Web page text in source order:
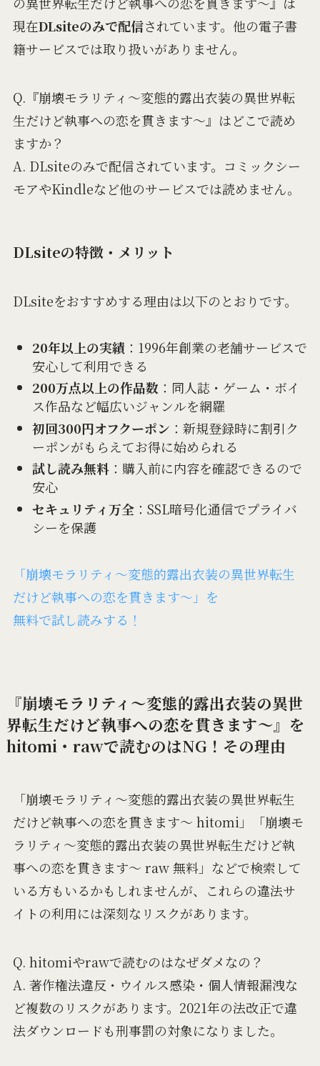
現在DLsiteのみで配信されています。他の電子書
籍サービスでは取り扱いがありません。
Q.『崩壊モラリティ～変態的露出衣装の異世界転
生だけど執事への恋を貫きます～』はどこで読め
ますか？
A. DLsiteのみで配信されています。コミックシー
モアやKindleなど他のサービスでは読めません。
DLsiteの特徴・メリット
DLsiteをおすすめする理由は以下のとおりです。
20年以上の実績：1996年創業の老舗サービスで
安心して利用できる
200万点以上の作品数：同人誌・ゲーム・ボイ
ス作品など幅広いジャンルを網羅
初回300円オフクーポン ：新規登録時に割引ク
ーポンがもらえてお得に始められる
試し読み無料：購入前に内容を確認できるので
安心
セキュリティ万全：SSL暗号化通信でプライバ
シーを保護
「崩壊モラリティ～変態的露出衣装の異世界転生
だけど執事への恋を貫きます～」を
無料で試し読みする！
『崩壊モラリティ～変態的露出衣装の異世
界転生だけど執事への恋を貫きます～』を
hitomi・rawで読むのはNG！その理由
「崩壊モラリティ～変態的露出衣装の異世界転生
だけど執事への恋を貫きます～ hitomi」「崩壊モ
ラリティ～変態的露出衣装の異世界転生だけど執
事への恋を貫きます～ raw 無料」などで検索して
いる方もいるかもしれませんが、これらの違法サ
イトの利用には深刻なリスクがあります。
Q. hitomiやrawで読むのはなぜダメなの？
A. 著作権法違反・ウイルス感染・個人情報漏洩な
ど複数のリスクがあります。2021年の法改正で違
法ダウンロードも刑事罰の対象になりました。